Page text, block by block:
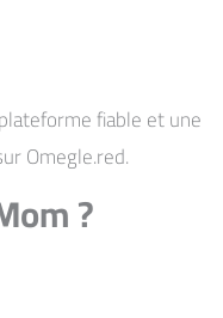
fiable et une
Omegle.red.
?